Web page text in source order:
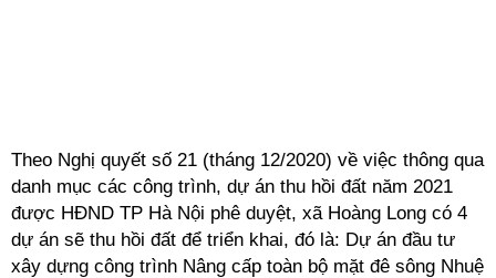
Theo Nghị quyết số 21 (tháng 12/2020) về việc thông qua
danh mục các công trình, dự án thu hồi đất năm 2021
được HĐND TP Hà Nội phê duyệt, xã Hoàng Long có 4
dự án sẽ thu hồi đất để triển khai, đó là: Dự án đầu tư
xây dựng công trình Nâng cấp toàn bộ mặt đê sông Nhuệ